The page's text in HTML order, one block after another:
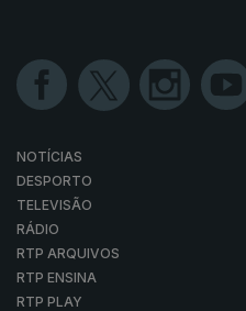
NOTÍCIAS
DESPORTO
TELEVISÃO
RÁDIO
RTP ARQUIVOS
RTP ENSINA
RTP PLAY